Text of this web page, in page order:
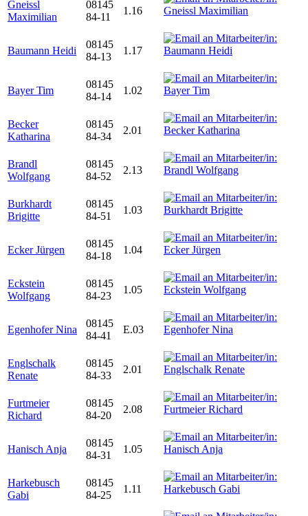
Gneissl
Maximilian
08145
84-11
1.16
Baumann Heidi
08145
84-13
1.17
Bayer Tim
08145
84-14
1.02
Becker
Katharina
08145
84-34
2.01
Brandl
Wolfgang
08145
84-52
2.13
Burkhardt
Brigitte
08145
84-51
1.03
Ecker Jürgen
08145
84-18
1.04
Eckstein
Wolfgang
08145
84-23
1.05
Egenhofer Nina
08145
84-41
E.03
Englschalk
Renate
08145
84-33
2.01
Furtmeier
Richard
08145
84-20
2.08
Hanisch Anja
08145
84-31
1.05
Harkebusch
Gabi
08145
84-25
1.11